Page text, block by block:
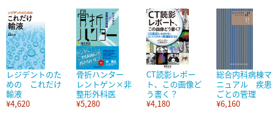
レジデントのた
めの これだけ
輸液
¥4,620
骨折ハンター
レントゲン×非
整形外科医
¥5,280
CT読影レポー
ト、この画像ど
う書く？
¥4,180
総合内科病棟マ
ニュアル 疾患
ごとの管理
¥6,160